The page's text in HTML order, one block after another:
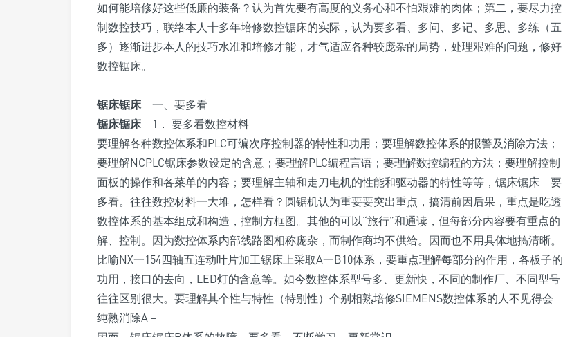
如何能培修好这些低廉的装备？认为首先要有高度的义务心和不怕艰难的肉体；第二，要尽力控
制数控技巧，联络本人十多年培修数控锯床的实际，认为要多看、多问、多记、多思、多练（五
多）逐渐进步本人的技巧水准和培修才能，才气适应各种较庞杂的局势，处理艰难的问题，修好
数控锯床。
锯床锯床一、要多看
锯床锯床1． 要多看数控材料
要理解各种数控体系和PLC可编次序控制器的特性和功用；要理解数控体系的报警及消除方法；
要理解NCPLC锯床参数设定的含意；要理解PLC编程言语；要理解数控编程的方法；要理解控制
面板的操作和各菜单的内容；要理解主轴和走刀电机的性能和驱动器的特性等等，锯床锯床 要
多看。往往数控材料一大堆，怎样看？圆锯机认为重要要突出重点，搞清前因后果，重点是吃透
数控体系的基本组成和构造，控制方框图。其他的可以“旅行”和通读，但每部分内容要有重点的
解、控制。因为数控体系内部线路图相称庞杂，而制作商均不供给。因而也不用具体地搞清晰。
比喻NX一154四轴五连动叶片加工锯床上采取A一B10体系，要重点理解每部分的作用，各板子的
功用，接口的去向，LED灯的含意等。如今数控体系型号多、更新快，不同的制作厂、不同型号
往往区别很大。要理解其个性与特性（特别性）个别相熟培修SIEMENS数控体系的人不见得会
纯熟消除A－